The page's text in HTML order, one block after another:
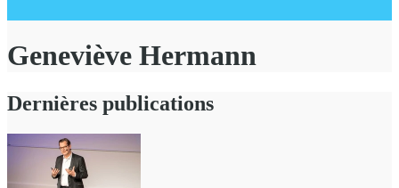
Geneviève Hermann
Dernières publications